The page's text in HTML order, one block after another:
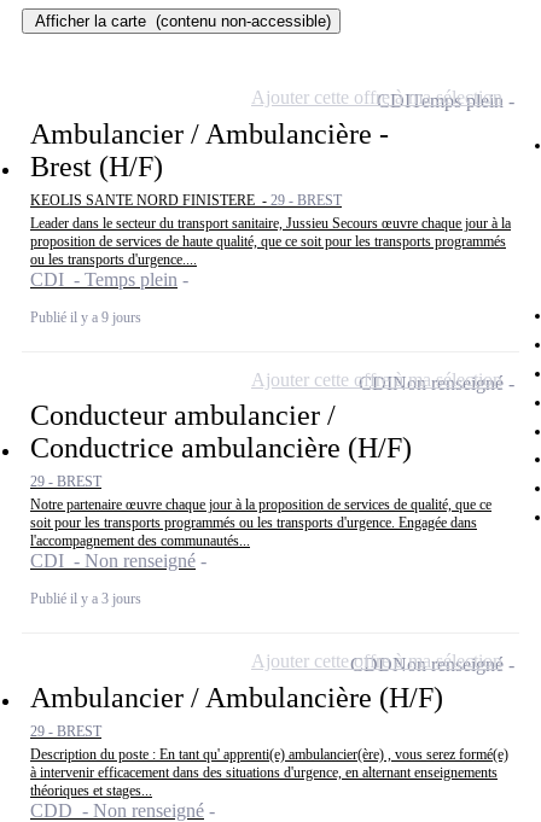
Afficher la carte (contenu non-accessible)
Ambulancier / Ambulancière -
Brest (H/F)
KEOLIS SANTE NORD FINISTERE - 29 - BREST
Leader dans le secteur du transport sanitaire, Jussieu Secours œuvre chaque jour à la
proposition de services de haute qualité, que ce soit pour les transports programmés
ou les transports d'urgence....
CDI - Temps plein
Publié il y a 9 jours
CDITemps plein
Ajouter cette offre à ma sélection
Conducteur ambulancier /
Conductrice ambulancière (H/F)
29 - BREST
Notre partenaire œuvre chaque jour à la proposition de services de qualité, que ce
soit pour les transports programmés ou les transports d'urgence. Engagée dans
l'accompagnement des communautés...
CDI - Non renseigné
Publié il y a 3 jours
CDINon renseigné
Ajouter cette offre à ma sélection
Ambulancier / Ambulancière (H/F)
29 - BREST
Description du poste : En tant qu' apprenti(e) ambulancier(ère) , vous serez formé(e)
à intervenir efficacement dans des situations d'urgence, en alternant enseignements
théoriques et stages...
CDD - Non renseigné
CDDNon renseigné
Ajouter cette offre à ma sélection